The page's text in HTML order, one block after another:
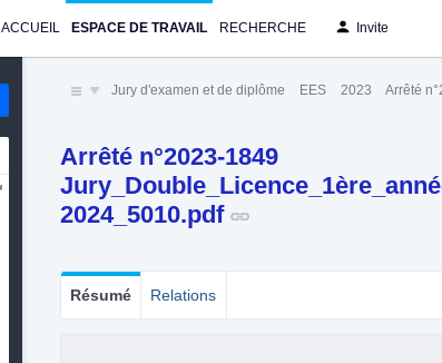
ACCUEIL ESPACE DE TRAVAIL RECHERCHE Invite
Jury d'examen et de diplôme EES 2023 Arrêté
Arrêté n°2023-1849
2024_5010.pdf
Résumé Relations